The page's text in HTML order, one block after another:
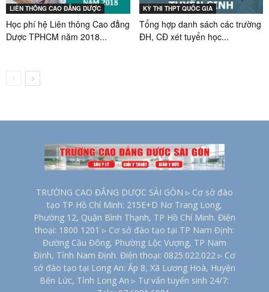
LIÊN THÔNG CAO ĐẲNG DƯỢC
Học phí hệ Liên thông Cao đẳng
Dược TPHCM năm 2018...
KỲ THI THPT QUỐC GIA
Tổng hợp danh sách các trường
ĐH, CĐ xét tuyển học...
TRƯỜNG CAO ĐẲNG DƯỢC SÀI GÒN ▹ Cơ sở đào
tạo TP Hồ Chí Minh: 215E+D Nơ Trang Long,
Phường 12, Quận Bình Thạnh, TP Hồ Chí Minh. Điện
thoại: 1800 1201 ▹ Cơ sở đào tạo tại TP Nam Định:
Đường Cầu Đông, Phường Lộc Vượng, TP Nam
Định, Tỉnh Nam Định. Điện thoại: 0825.022.022 ▹ Cơ
sở đào tạo tại Long An: Ấp 8, Xã Lương Hoà, Huyện
Bến Lức, Tỉnh Long An ▹ Tư vấn tuyển sinh 24/7: